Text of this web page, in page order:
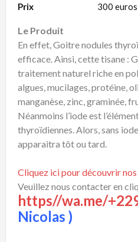
Prix 300 euros
Le Produit
En effet, Goitre nodules
efficace. Ainsi, cette tisane :
traitement naturel riche en
algues, mucilages, protéine,
manganèse, zinc, graminée,
Néanmoins l’iode est
thyroïdiennes. Alors, sans
apparaitra tôt ou tard.
Cliquez ici pour découvrir
Veuillez nous contacter en
https//wa.me/
Nicolas )